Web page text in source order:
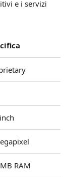
e i servizi
RAM